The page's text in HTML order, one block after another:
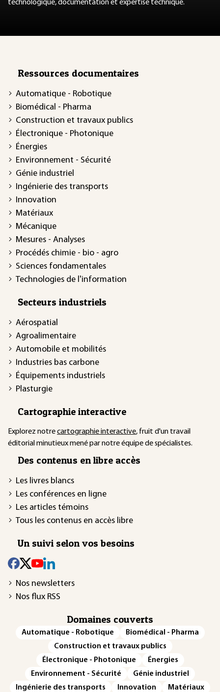
technologique, documentation et expertise technique.
Ressources documentaires
Automatique - Robotique
Biomédical - Pharma
Construction et travaux publics
Électronique - Photonique
Énergies
Environnement - Sécurité
Génie industriel
Ingénierie des transports
Innovation
Matériaux
Mécanique
Mesures - Analyses
Procédés chimie - bio - agro
Sciences fondamentales
Technologies de l'information
Secteurs industriels
Aérospatial
Agroalimentaire
Automobile et mobilités
Industries bas carbone
Équipements industriels
Plasturgie
Cartographie interactive
Explorez notrecartographie interactive, fruit d'un travail
éditorial minutieux mené par notre équipe de spécialistes.
Des contenus en libre accès
Les livres blancs
Les conférences en ligne
Les articles témoins
Tous les contenus en accès libre
Un suivi selon vos besoins
Nos newsletters
Nos flux RSS
Domaines couverts
Automatique - Robotique
Biomédical - Pharma
Construction et travaux publics
Électronique - Photonique
Énergies
Environnement - Sécurité
Génie industriel
Ingénierie des transports
Innovation
Matériaux